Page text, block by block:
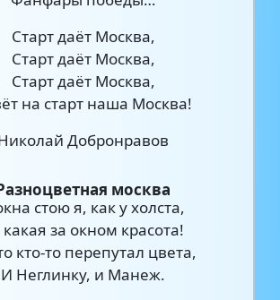
Старт даёт Москва,
Старт даёт Москва,
Старт даёт Москва,
на старт наша Москва!
Добронравов
москва
стою я, как у холста,
за окном красота!
кто-то перепутал цвета,
И Неглинку, и Манеж.